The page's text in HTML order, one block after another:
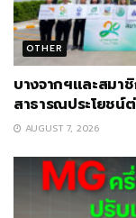
OTHER
บางจากฯและสมา
สาธารณประโยชน์
AUGUST 7, 2026